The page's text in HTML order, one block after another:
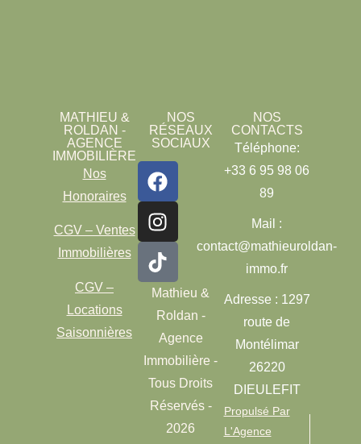
MATHIEU &
ROLDAN -
AGENCE
IMMOBILIÈRE
Nos
Honoraires
CGV – Ventes
Immobilières
CGV –
Locations
Saisonnières
NOS
RÉSEAUX
SOCIAUX
Mathieu &
Roldan -
Agence
Immobilière -
Tous Droits
Réservés -
2026
NOS
CONTACTS
Téléphone:
+33 6 95 98 06
89
Mail :
contact@mathieuroldan-
immo.fr
Adresse : 1297
route de
Montélimar
26220
DIEULEFIT
Propulsé Par
L'Agence